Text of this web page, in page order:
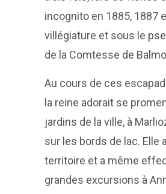
incognito en 1885, 1887
villégiature et sous le
de la Comtesse de
Au cours de ces
la reine adorait se
jardins de la ville, à
sur les bords de lac. Elle
territoire et a même
grandes excursions à